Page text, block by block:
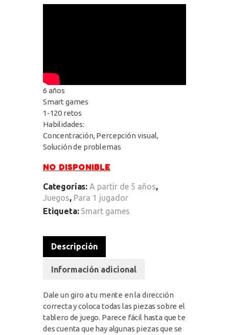
6 años
Smart games
1-120 retos
Habilidades:
Concentración, Percepción visual,
Solución de problemas
NO DISPONIBLE
Categorías: A partir de 5 años,
Juegos, Para 1 jugador
Etiqueta: Smart games
Descripción
Información adicional
Dale un giro a tu mente en la dirección
correcta y coloca todas las piezas sobre el
tablero de juego. Parece fácil hasta que te
des cuenta que hay algunas piezas que se